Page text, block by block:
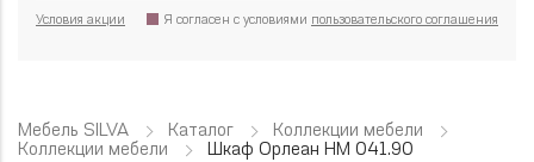
Я согласен с условиями пользовательского соглашения
Условия акции
Мебель SILVA Каталог
Коллекции мебели
Коллекции мебели
Шкаф Орлеан НМ 041.90